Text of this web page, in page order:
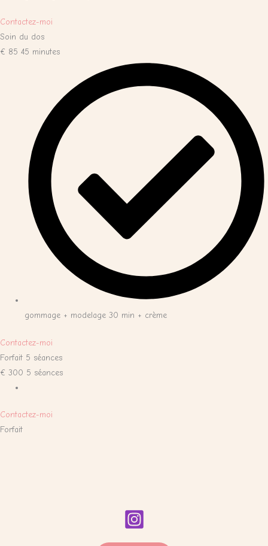
Contactez-moi
Soin du dos
€ 85 45 minutes
gommage + modelage 30 min + crème
Contactez-moi
Forfait 5 séances
€ 300 5 séances
Contactez-moi
Forfait